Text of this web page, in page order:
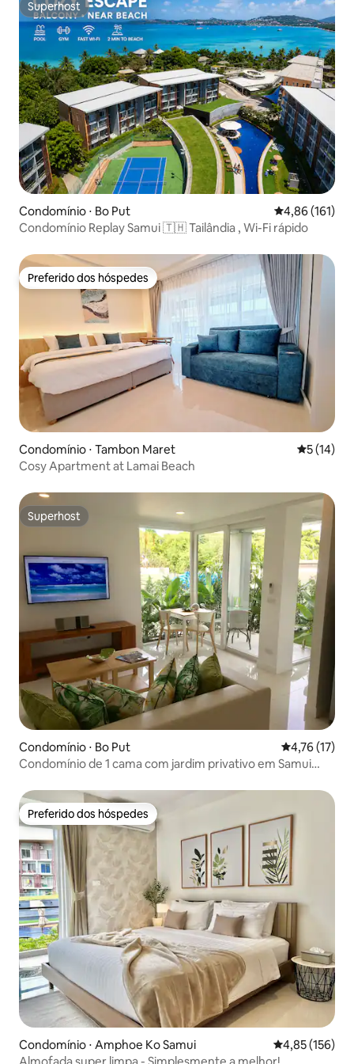
Superhost
Superhost
Condomínio ⋅ Bo Put 4,86 de uma
4,86 (161)
Condomínio Rеplay Samui 🇹🇭 Tailândia , Wi-Fi rápido
Preferido dos hóspedes
Preferido dos hóspedes
Condomínio ⋅ Tambon Maret 5 de uma
5 (14)
Cosy Apartment at Lamai Beach
Superhost
Superhost
Condomínio ⋅ Bo Put 4,76 de uma
4,76 (17)
Condomínio de 1 cama com jardim privativo em Samui
Preferido dos hóspedes
Preferido dos hóspedes
Condomínio ⋅ Amphoe Ko Samui 4,85 de uma
4,85 (156)
Almofada super limpa - Simplesmente a melhor!